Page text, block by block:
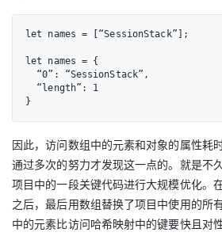
let names = [“SessionStack”];
let names = {
“0”: “SessionStack”,
“length”: 1
}
因此，访问数组中的元素和对象的属性耗
通过多次的努力才发现这一点的。就是不
项目中的一段关键代码进行大规模优化。
之后，最后用数组替换了项目中使用的所
中的元素比访问哈希映射中的键要快且对